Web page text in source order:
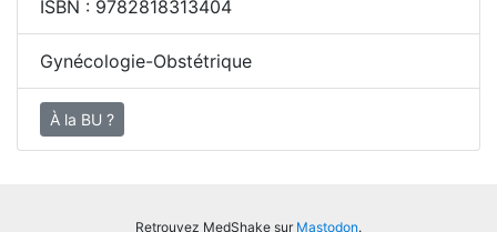
ISBN : 9782818313404
Gynécologie-Obstétrique
À la BU ?
Retrouvez MedShake sur Mastodon.